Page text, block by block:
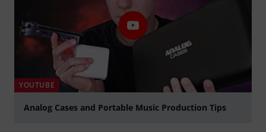
YOUTUBE
Analog Cases and Portable Music Production Tips